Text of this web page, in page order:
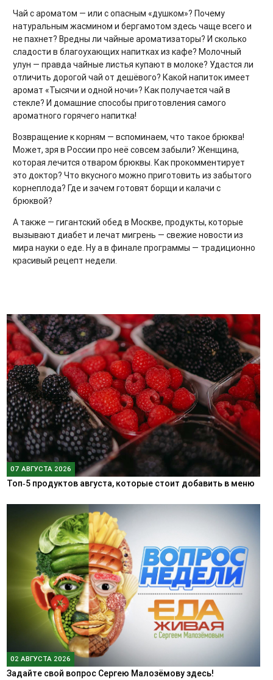
Чай с ароматом — или с опасным «душком»? Почему
натуральным жасмином и бергамотом здесь чаще всего и
не пахнет? Вредны ли чайные ароматизаторы? И сколько
сладости в благоухающих напитках из кафе? Молочный
улун — правда чайные листья купают в молоке? Удастся ли
отличить дорогой чай от дешёвого? Какой напиток имеет
аромат «Тысячи и одной ночи»? Как получается чай в
стекле? И домашние способы приготовления самого
ароматного горячего напитка!
Возвращение к корням — вспоминаем, что такое брюква!
Может, зря в России про неё совсем забыли? Женщина,
которая лечится отваром брюквы. Как прокомментирует
это доктор? Что вкусного можно приготовить из забытого
корнеплода? Где и зачем готовят борщи и калачи с
брюквой?
А также — гигантский обед в Москве, продукты, которые
вызывают диабет и лечат мигрень — свежие новости из
мира науки о еде. Ну а в финале программы — традиционно
красивый рецепт недели.
07 АВГУСТА 2026
Топ‑5 продуктов августа, которые стоит добавить в меню
02 АВГУСТА 2026
Задайте свой вопрос Сергею Малозёмову здесь!